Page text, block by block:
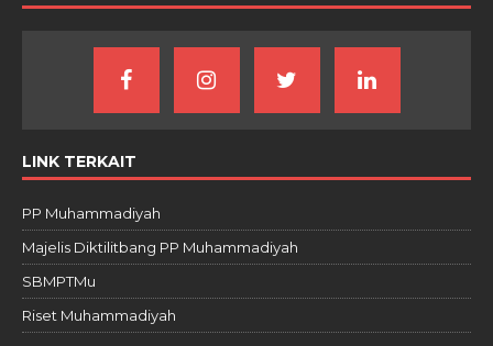
LINK TERKAIT
PP Muhammadiyah
Majelis Diktilitbang PP Muhammadiyah
SBMPTMu
Riset Muhammadiyah